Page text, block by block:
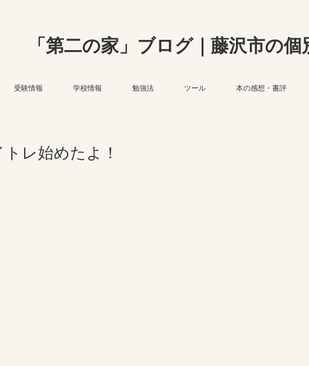
「第二の家」ブログ｜藤沢市の
受験情報 学校情報 勉強法 ツール 本の感想・書評
レ始めたよ！